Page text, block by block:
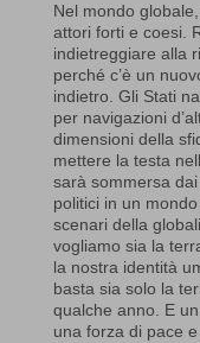
Nel mondo
attori forti e coesi.
indietreggiare alla
perché c’è un
indietro. Gli Stati
per navigazioni
dimensioni della
mettere la testa
sarà sommersa
politici in un
scenari della
vogliamo sia la
la nostra identità
basta sia solo la
qualche anno. E
una forza di pace